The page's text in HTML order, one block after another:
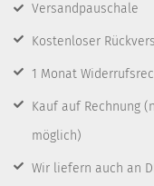
Versandpauschale
Kostenloser
1 Monat
Kauf auf Rechnung
möglich)
Wir liefern auch an